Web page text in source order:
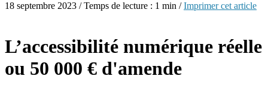
18 septembre 2023 / Temps de lecture : 1 min /Imprimer cet article
L’accessibilité numérique réelle
ou 50 000 € d'amende